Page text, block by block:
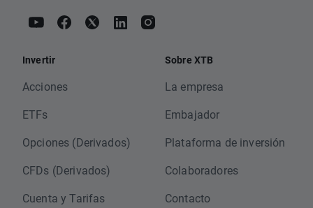
Invertir
Acciones
ETFs
Opciones (Derivados)
CFDs (Derivados)
Cuenta y Tarifas
Sobre XTB
La empresa
Embajador
Plataforma de inversión
Colaboradores
Contacto